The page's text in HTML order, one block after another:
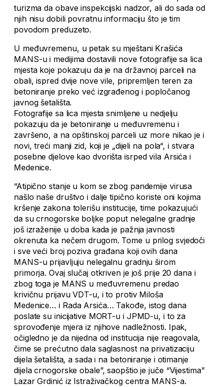
turizma da obave inspekcijski nadzor, ali do sada od
njih nisu dobili povratnu informaciju što je tim
povodom preduzeto.
U međuvremenu, u petak su mještani Krašića
MANS-u i medijima dostavili nove fotografije sa lica
mjesta koje pokazuju da je na državnoj parceli na
obali, ispred dvije nove vile, pripremljen teren za
betoniranje preko već izgrađenog i popločanog
javnog šetališta.
Fotografije sa lica mjesta snimljene u nedjelju
pokazuju da je betoniranje u međuvremenu i
završeno, a na opštinskoj parceli uz more nikao je i
novi, treći manji zid, koji je „dijeli na pola“, i stvara
posebne djelove kao dvorišta isrped vila Arsića i
Medenice.
“Atipično stanje u kom se zbog pandemije virusa
našlo naše društvo i dalje tipično koriste oni kojima
kršenje zakona tolerišu institucije, time pokazujući
da su crnogorske boljke poput nelegalne gradnje
još izraženije u doba kada je pažnja javnosti
okrenuta ka nečem drugom. Tome u prilog svjedoči
i sve veći broj poziva građana koji ovih dana
MANS-u prijavljuju nelegalnu gradnju širom
primorja. Ovaj slučaj otkriven je još prije 20 dana i
zbog toga je MANS u međuvremenu predao
krivičnu prijavu VDT-u, i to protiv Miloša
Medenice… i Rada Arsića… Takođe, istog dana
poslate su inicijative MORT-u i JPMD-u, i to za
sprovođenje mjera iz njihove nadležnosti. Ipak,
očigledno je da nijedna od institucija nije reagovala,
čime se prećutno dala saglasnost na privatizaciju
dijela šetališta, a sada i na betoniranje i otimanje
dijela crnogorske obale”, saopštio je juče “Vijestima”
Lazar Grdinić iz Istraživačkog centra MANS-a.